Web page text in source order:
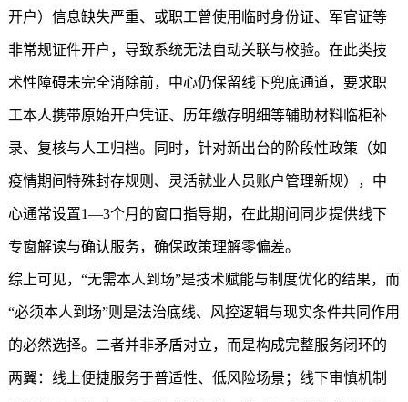
开户）信息缺失严重、或职工曾使用临时身份证、军官证等
非常规证件开户，导致系统无法自动关联与校验。在此类技
术性障碍未完全消除前，中心仍保留线下兜底通道，要求职
工本人携带原始开户凭证、历年缴存明细等辅助材料临柜补
录、复核与人工归档。同时，针对新出台的阶段性政策（如
疫情期间特殊封存规则、灵活就业人员账户管理新规），中
心通常设置1—3个月的窗口指导期，在此期间同步提供线下
专窗解读与确认服务，确保政策理解零偏差。
综上可见，“无需本人到场”是技术赋能与制度优化的结果，而
“必须本人到场”则是法治底线、风控逻辑与现实条件共同作用
的必然选择。二者并非矛盾对立，而是构成完整服务闭环的
两翼：线上便捷服务于普适性、低风险场景；线下审慎机制